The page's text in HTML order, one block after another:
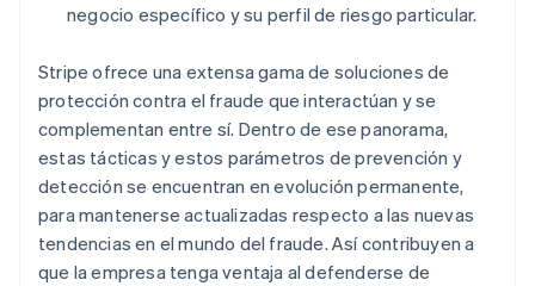
negocio específico y su perfil de riesgo particular.
Stripe ofrece una extensa gama de soluciones de
protección contra el fraude que interactúan y se
complementan entre sí. Dentro de ese panorama,
estas tácticas y estos parámetros de prevención y
detección se encuentran en evolución permanente,
para mantenerse actualizadas respecto a las nuevas
tendencias en el mundo del fraude. Así contribuyen a
que la empresa tenga ventaja al defenderse de